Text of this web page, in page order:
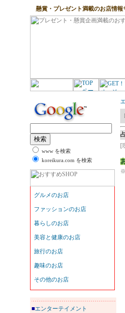
懸賞・プレゼント満載のお店情報
www を検索
koreikura.com を検索
■エンターテイメント
[
※